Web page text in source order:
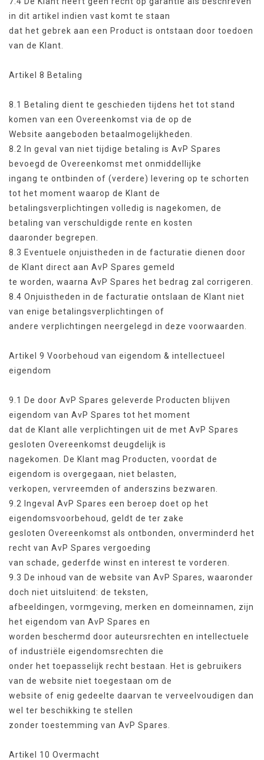
in dit artikel indien vast komt te staan
dat het gebrek aan een Product is ontstaan door toedoen
van de Klant.
Artikel 8 Betaling
8.1 Betaling dient te geschieden tijdens het tot stand
komen van een Overeenkomst via de op de
Website aangeboden betaalmogelijkheden.
8.2 In geval van niet tijdige betaling is AvP Spares
bevoegd de Overeenkomst met onmiddellijke
ingang te ontbinden of (verdere) levering op te schorten
tot het moment waarop de Klant de
betalingsverplichtingen volledig is nagekomen, de
betaling van verschuldigde rente en kosten
daaronder begrepen.
8.3 Eventuele onjuistheden in de facturatie dienen door
de Klant direct aan AvP Spares gemeld
te worden, waarna AvP Spares het bedrag zal corrigeren.
8.4 Onjuistheden in de facturatie ontslaan de Klant niet
van enige betalingsverplichtingen of
andere verplichtingen neergelegd in deze voorwaarden.
Artikel 9 Voorbehoud van eigendom & intellectueel
eigendom
9.1 De door AvP Spares geleverde Producten blijven
eigendom van AvP Spares tot het moment
dat de Klant alle verplichtingen uit de met AvP Spares
gesloten Overeenkomst deugdelijk is
nagekomen. De Klant mag Producten, voordat de
eigendom is overgegaan, niet belasten,
verkopen, vervreemden of anderszins bezwaren.
9.2 Ingeval AvP Spares een beroep doet op het
eigendomsvoorbehoud, geldt de ter zake
gesloten Overeenkomst als ontbonden, onverminderd het
recht van AvP Spares vergoeding
van schade, gederfde winst en interest te vorderen.
9.3 De inhoud van de website van AvP Spares, waaronder
doch niet uitsluitend: de teksten,
afbeeldingen, vormgeving, merken en domeinnamen, zijn
het eigendom van AvP Spares en
worden beschermd door auteursrechten en intellectuele
of industriële eigendomsrechten die
onder het toepasselijk recht bestaan. Het is gebruikers
van de website niet toegestaan om de
website of enig gedeelte daarvan te verveelvoudigen dan
wel ter beschikking te stellen
zonder toestemming van AvP Spares.
Artikel 10 Overmacht